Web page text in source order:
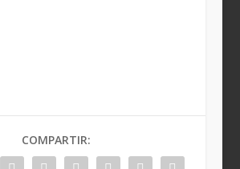
COMPARTIR: